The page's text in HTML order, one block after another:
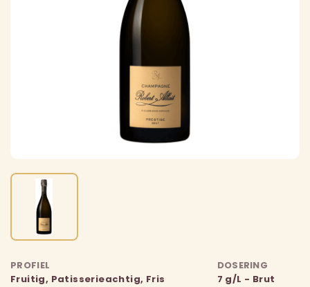
PROFIEL
Fruitig, Patisserieachtig, Fris
DOSERING
7 g/L - Brut